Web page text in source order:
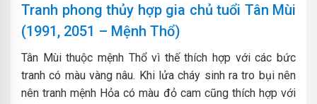
Tranh phong thủy hợp gia chủ tuổi Tân Mùi
(1991, 2051 – Mệnh Thổ)
Tân Mùi thuộc mệnh Thổ vì thế thích hợp với các bức
tranh có màu vàng nâu. Khi lửa cháy sinh ra tro bụi nên
nên tranh mệnh Hỏa có màu đỏ cam cũng thích hợp với